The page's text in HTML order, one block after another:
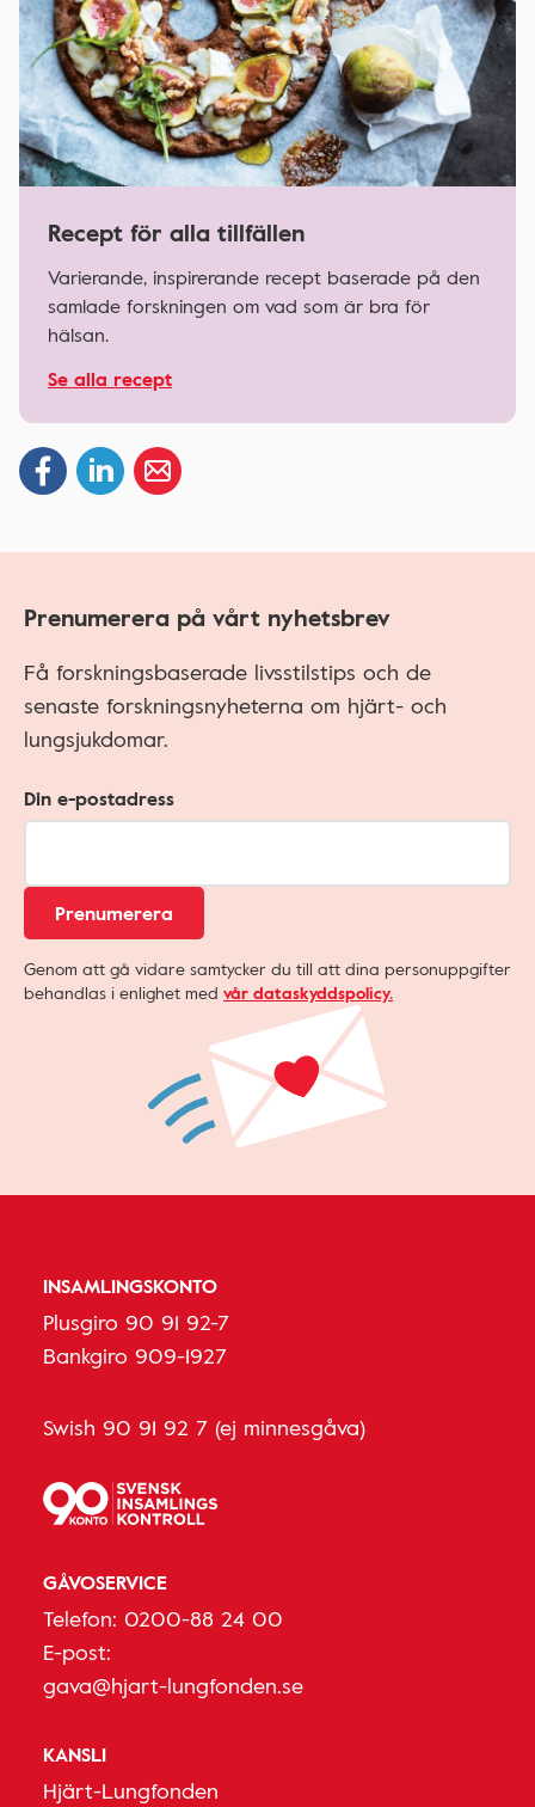
Recept för alla tillfällen
Varierande, inspirerande recept baserade på den
samlade forskningen om vad som är bra för
hälsan.
Se alla recept
Prenumerera på vårt nyhetsbrev
Få forskningsbaserade livsstilstips och de
senaste forskningsnyheterna om hjärt- och
lungsjukdomar.
Din e-postadress
Prenumerera
Genom att gå vidare samtycker du till att dina personuppgifter
behandlas i enlighet med vår dataskyddspolicy.
INSAMLINGSKONTO
Plusgiro 90 91 92-7
Bankgiro 909-1927
Swish 90 91 92 7 (ej minnesgåva)
GÅVOSERVICE
Telefon: 0200-88 24 00
E-post:
gava@hjart-lungfonden.se
KANSLI
Hjärt-Lungfonden